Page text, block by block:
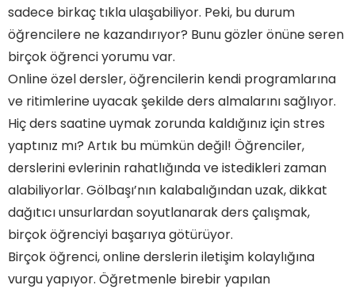
sadece birkaç tıkla ulaşabiliyor. Peki, bu durum
öğrencilere ne kazandırıyor? Bunu gözler önüne seren
birçok öğrenci yorumu var.
Online özel dersler, öğrencilerin kendi programlarına
ve ritimlerine uyacak şekilde ders almalarını sağlıyor.
Hiç ders saatine uymak zorunda kaldığınız için stres
yaptınız mı? Artık bu mümkün değil! Öğrenciler,
derslerini evlerinin rahatlığında ve istedikleri zaman
alabiliyorlar. Gölbaşı’nın kalabalığından uzak, dikkat
dağıtıcı unsurlardan soyutlanarak ders çalışmak,
birçok öğrenciyi başarıya götürüyor.
Birçok öğrenci, online derslerin iletişim kolaylığına
vurgu yapıyor. Öğretmenle birebir yapılan
Gölbaşı'nda Hangi Konularda Online Özel Ders
Alabilirim?
Online Özel Ders Ücretleri Ne Kadardır?
Gölbaşı Online Özel Ders Nedir?
Gölbaşı Online Özel Ders İçin Hangi Platformlar
Kullanılıyor?
Online Özel Derslerde Nasıl Etkili Olunur?